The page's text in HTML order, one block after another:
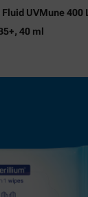
UVMune 400
40 ml